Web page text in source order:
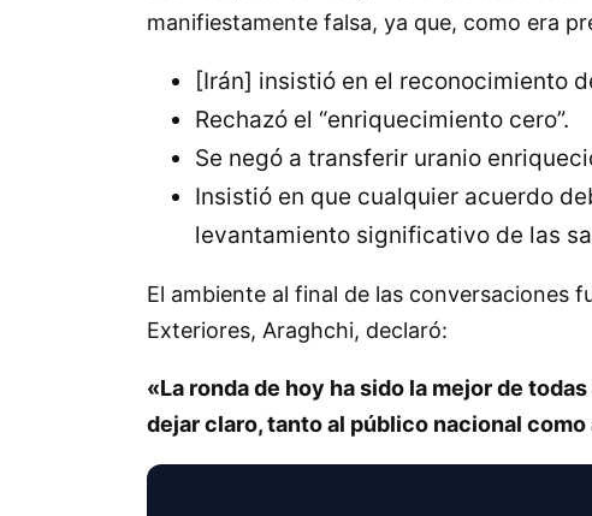
manifiestamente falsa, ya que, como era
[Irán] insistió en el reconocimiento
Rechazó el “enriquecimiento cero”.
Se negó a transferir uranio
Insistió en que cualquier acuerdo
levantamiento significativo de las
El ambiente al final de las conversaciones
Exteriores, Araghchi, declaró:
«La ronda de hoy ha sido la mejor de
dejar claro, tanto al público nacional